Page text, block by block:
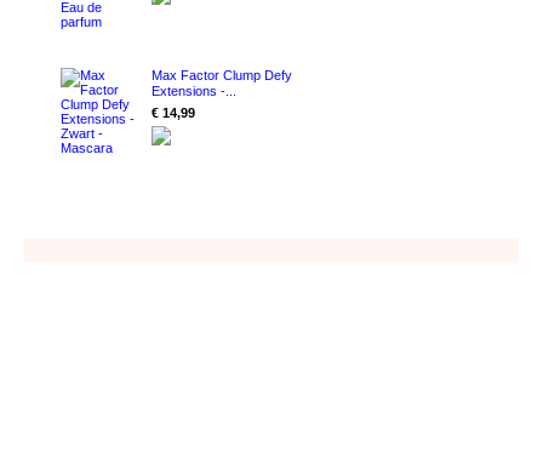
Max Factor Clump Defy
Extensions -...
€ 14,99